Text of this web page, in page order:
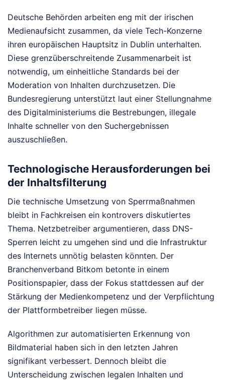
Deutsche Behörden arbeiten eng mit der irischen
Medienaufsicht zusammen, da viele Tech-Konzerne
ihren europäischen Hauptsitz in Dublin unterhalten.
Diese grenzüberschreitende Zusammenarbeit ist
notwendig, um einheitliche Standards bei der
Moderation von Inhalten durchzusetzen. Die
Bundesregierung unterstützt laut einer Stellungnahme
des Digitalministeriums die Bestrebungen, illegale
Inhalte schneller von den Suchergebnissen
auszuschließen.
Technologische Herausforderungen bei
der Inhaltsfilterung
Die technische Umsetzung von Sperrmaßnahmen
bleibt in Fachkreisen ein kontrovers diskutiertes
Thema. Netzbetreiber argumentieren, dass DNS-
Sperren leicht zu umgehen sind und die Infrastruktur
des Internets unnötig belasten könnten. Der
Branchenverband Bitkom betonte in einem
Positionspapier, dass der Fokus stattdessen auf der
Stärkung der Medienkompetenz und der Verpflichtung
der Plattformbetreiber liegen müsse.
Algorithmen zur automatisierten Erkennung von
Bildmaterial haben sich in den letzten Jahren
signifikant verbessert. Dennoch bleibt die
Unterscheidung zwischen legalen Inhalten und